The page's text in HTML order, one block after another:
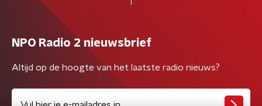
NPO Radio 2 nieuwsbrief
Altijd op de hoogte van het laatste radio nieuws?